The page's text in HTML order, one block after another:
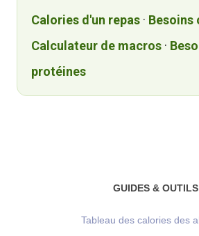
Calories d'un repas · Besoins
Calculateur de macros ·
protéines
GUIDES & OUTILS
Tableau des calories des